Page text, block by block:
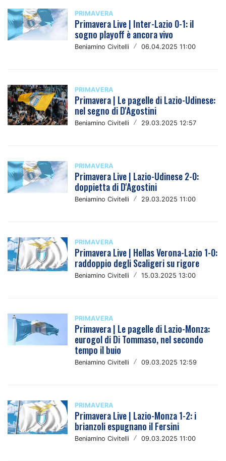
PRIMAVERA
Primavera Live | Inter-Lazio 0-1: il
sogno playoff è ancora vivo
Beniamino Civitelli / 06.04.2025 11:00
PRIMAVERA
Primavera | Le pagelle di Lazio-Udinese:
nel segno di D'Agostini
Beniamino Civitelli / 29.03.2025 12:57
PRIMAVERA
Primavera Live | Lazio-Udinese 2-0:
doppietta di D'Agostini
Beniamino Civitelli / 29.03.2025 11:00
PRIMAVERA
Primavera Live | Hellas Verona-Lazio 1-0:
raddoppio degli Scaligeri su rigore
Beniamino Civitelli / 15.03.2025 13:00
PRIMAVERA
Primavera | Le pagelle di Lazio-Monza:
eurogol di Di Tommaso, nel secondo
tempo il buio
Beniamino Civitelli / 09.03.2025 12:59
PRIMAVERA
Primavera Live | Lazio-Monza 1-2: i
brianzoli espugnano il Fersini
Beniamino Civitelli / 09.03.2025 11:00